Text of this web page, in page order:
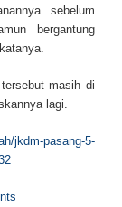
sebelum
bergantung
masih di
lagi.
jkdm-pasang-5-